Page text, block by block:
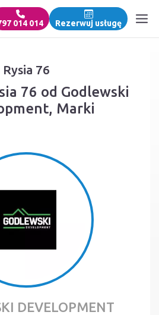
014 014 Rezerwuj usługę
Rysia 76
76 od Godlewski
Marki
DEVELOPMENT